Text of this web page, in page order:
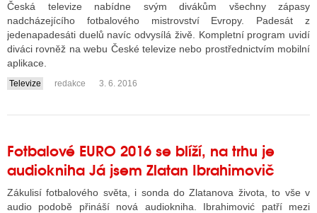
Česká televize nabídne svým divákům všechny zápasy
nadcházejícího fotbalového mistrovství Evropy. Padesát z
jedenapadesáti duelů navíc odvysílá živě. Kompletní program uvidí
diváci rovněž na webu České televize nebo prostřednictvím mobilní
aplikace.
....
Televize redakce 3. 6. 2016
Fotbalové EURO 2016 se blíží, na trhu je
audiokniha Já jsem Zlatan Ibrahimovič
Zákulisí fotbalového světa, i sonda do Zlatanova života, to vše v
audio podobě přináší nová audiokniha. Ibrahimović patří mezi